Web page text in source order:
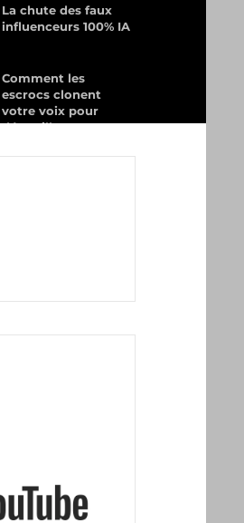
La chute des faux
influenceurs 100% IA
Comment les
escrocs clonent
votre voix pour
dépouiller vos